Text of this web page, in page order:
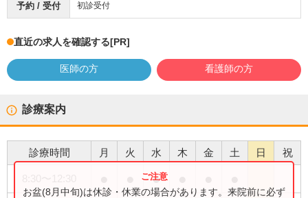
予約 / 受付 初診受付
直近の求人を確認する[PR]
医師の方 看護師の方
診療案内
診療時間 月 火 水 木 金 土 日 祝
●
お盆(8月中旬)は休診・休業の場合があります。来院前に必ず